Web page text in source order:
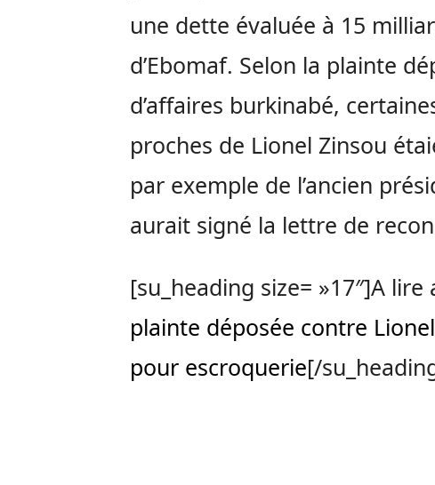
une dette évaluée à 15
d’Ebomaf. Selon la plainte
d’affaires burkinabé,
proches de Lionel Zinsou
par exemple de l’ancien
aurait signé la lettre de
[su_heading size= »17″]A lire
plainte déposée contre
pour escroquerie[/